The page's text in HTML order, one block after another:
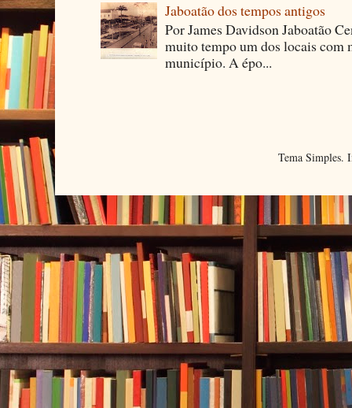
Jaboatão dos tempos antigos
Por James Davidson Jaboatão
muito tempo um dos locais com
município. A épo...
Tema Simples.